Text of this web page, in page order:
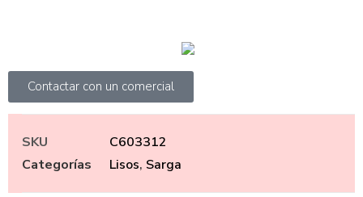
Contactar con un comercial
SKU
C603312
Categorías
Lisos, Sarga